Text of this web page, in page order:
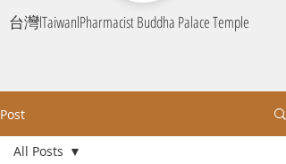
台灣lTaiwanlPharmacist Buddha Palace Temple
Post
All Posts